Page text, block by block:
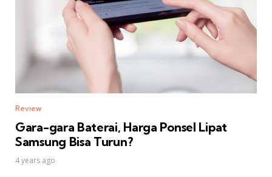
Review
Gara-gara Baterai, Harga Ponsel Lipat
Samsung Bisa Turun?
4 years ago